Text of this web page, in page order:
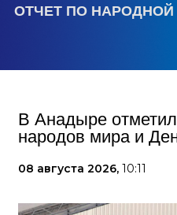
ОТЧЕТ ПО НАРОДНОЙ
В Анадыре
народов мира и
08 августа 2026, 10:11